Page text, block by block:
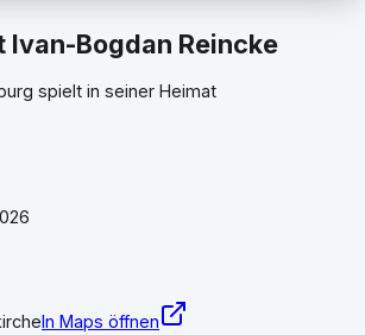
Ivan-Bogdan Reincke
spielt in seiner Heimat
In Maps öffnen